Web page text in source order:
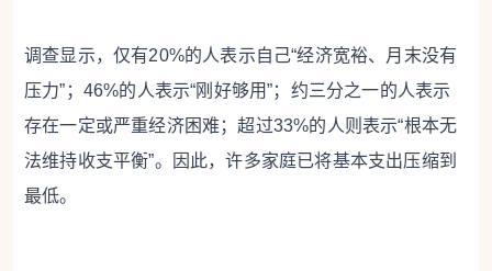
调查显示，仅有20%的人表示自己“经济宽裕、月末没有
压力”；46%的人表示“刚好够用”；约三分之一的人表示
存在一定或严重经济困难；超过33%的人则表示“根本无
法维持收支平衡”。因此，许多家庭已将基本支出压缩到
最低。